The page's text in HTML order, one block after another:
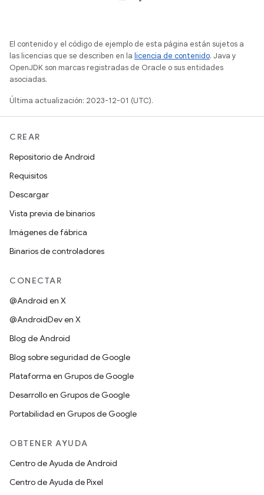
El contenido y el código de ejemplo de esta página están sujetos a
las licencias que se describen en la licencia de contenido. Java y
OpenJDK son marcas registradas de Oracle o sus entidades
asociadas.
Última actualización: 2023-12-01 (UTC).
CREAR
Repositorio de Android
Requisitos
Descargar
Vista previa de binarios
Imágenes de fábrica
Binarios de controladores
CONECTAR
@Android en X
@AndroidDev en X
Blog de Android
Blog sobre seguridad de Google
Plataforma en Grupos de Google
Desarrollo en Grupos de Google
Portabilidad en Grupos de Google
OBTENER AYUDA
Centro de Ayuda de Android
Centro de Ayuda de Pixel